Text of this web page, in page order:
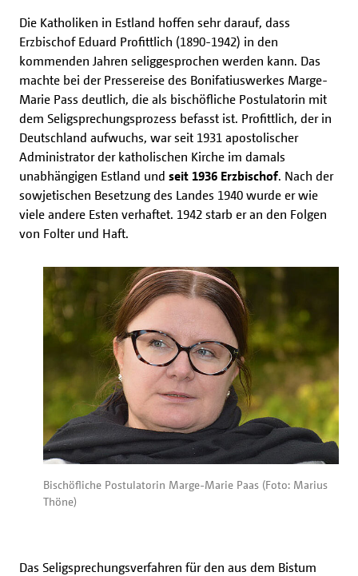
Die Katholiken in Estland hoffen sehr darauf, dass
Erzbischof Eduard Profittlich (1890-1942) in den
kommenden Jahren seliggesprochen werden kann. Das
machte bei der Pressereise des Bonifatiuswerkes Marge-
Marie Pass deutlich, die als bischöfliche Postulatorin mit
dem Seligsprechungsprozess befasst ist. Profittlich, der in
Deutschland aufwuchs, war seit 1931 apostolischer
Administrator der katholischen Kirche im damals
unabhängigen Estland und seit 1936 Erzbischof. Nach der
sowjetischen Besetzung des Landes 1940 wurde er wie
viele andere Esten verhaftet. 1942 starb er an den Folgen
von Folter und Haft.
Bischöfliche Postulatorin Marge-Marie Paas (Foto: Marius
Thöne)
Das Seligsprechungsverfahren für den aus dem Bistum